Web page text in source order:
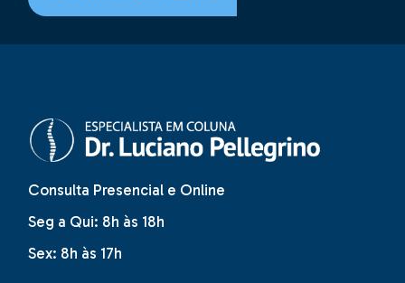
Consulta Presencial e Online
Seg a Qui: 8h às 18h
Sex: 8h às 17h